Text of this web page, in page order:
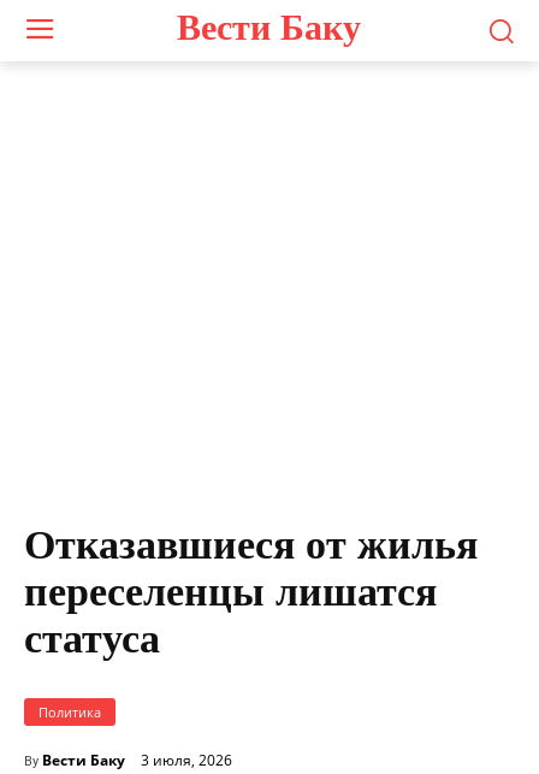
Вести Баку
Отказавшиеся от жилья
переселенцы лишатся
статуса
Политика
By Вести Баку 3 июля, 2026